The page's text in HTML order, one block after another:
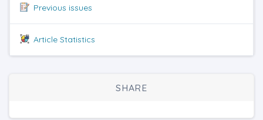
Previous issues
Article Statistics
SHARE